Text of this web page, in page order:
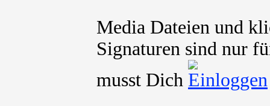
Media Dateien und
Signaturen sind nur
musst Dich